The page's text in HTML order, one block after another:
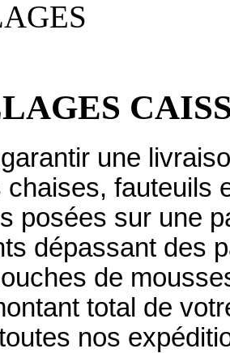
une
chaises, fauteuils
posées sur une
dépassant des
de
total de
nos